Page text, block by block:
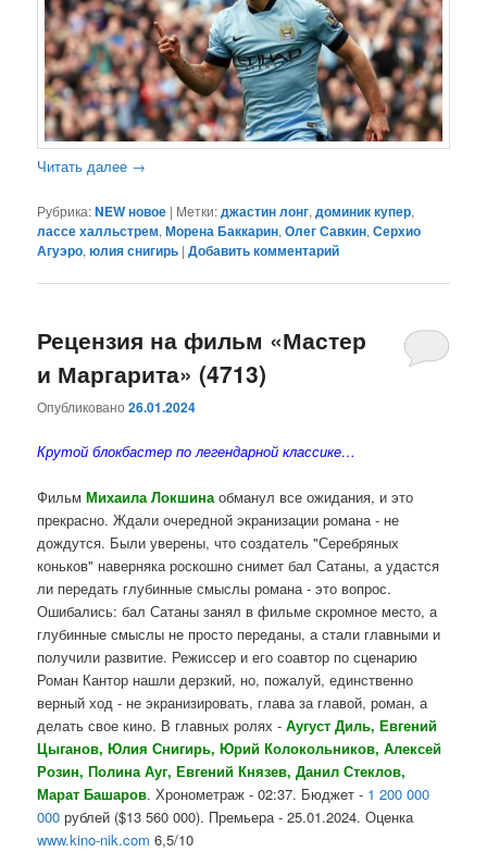
Читать далее →
Рубрика:NEW новое | Метки:джастин лонг,доминик купер,
лассе халльстрем,Морена Баккарин,Олег Савкин,Серхио
Агуэро,юлия снигирь |Добавить комментарий
Рецензия на фильм «Мастер
и Маргарита» (4713)
Опубликовано26.01.2024
Крутой блокбастер по легендарной классике…
ФильмМихаила Локшинаобманул все ожидания, и это
прекрасно. Ждали очередной экранизации романа - не
дождутся. Были уверены, что создатель "Серебряных
коньков" наверняка роскошно снимет бал Сатаны, а удастся
ли передать глубинные смыслы романа - это вопрос.
Ошибались: бал Сатаны занял в фильме скромное место, а
глубинные смыслы не просто переданы, а стали главными и
получили развитие. Режиссер и его соавтор по сценарию
Роман Кантор нашли дерзкий, но, пожалуй, единственно
верный ход - не экранизировать, глава за главой, роман, а
делать свое кино. В главных ролях -Аугуст Диль, Евгений
Цыганов, Юлия Снигирь, Юрий Колокольников, Алексей
Розин, Полина Ауг, Евгений Князев, Данил Стеклов,
Марат Башаров. Хронометраж - 02:37. Бюджет - 1 200 000
000 рублей ($13 560 000). Премьера - 25.01.2024. Оценка
www.kino-nik.com 6,5/10